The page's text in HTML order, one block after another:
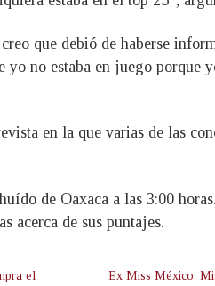
que debió de haberse
no estaba en juego porque
en la que varias de las
de Oaxaca a las 3:00
acerca de sus puntajes.
el
Ex Miss México: